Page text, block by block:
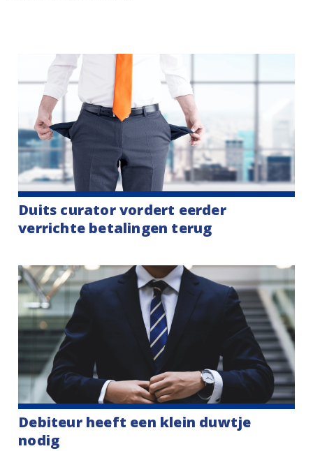
Duits curator vordert eerder
verrichte betalingen terug
Debiteur heeft een klein duwtje
nodig